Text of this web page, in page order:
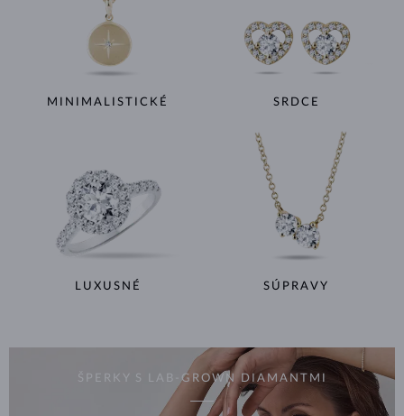
MINIMALISTICKÉ SRDCE
LUXUSNÉ SÚPRAVY
ŠPERKY S LAB-GROWN DIAMANTMI